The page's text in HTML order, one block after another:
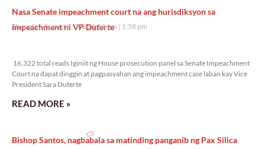
Nasa Senate impeachment court na ang hurisdiksyon sa
impeachment ni VP Duterte
Thursday, August 6, 2026 1:58 pm 1:58 pm
16,322 total reads Iginiit ng House prosecution panel sa Senate Impeachment
Court na dapat dinggin at pagpasyahan ang impeachment case laban kay Vice
President Sara Duterte
READ MORE »
Bishop Santos, nagbabala sa matinding panganib ng Pax Silica